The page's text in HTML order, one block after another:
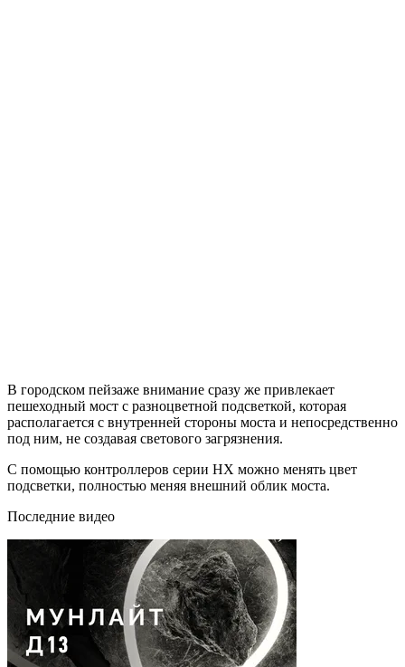
В городском пейзаже внимание сразу же привлекает
пешеходный мост с разноцветной подсветкой, которая
располагается с внутренней стороны моста и непосредственно
под ним, не создавая светового загрязнения.
С помощью контроллеров серии НХ можно менять цвет
подсветки, полностью меняя внешний облик моста.
Последние видео